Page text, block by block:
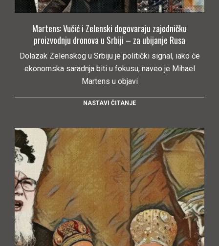
Martens: Vučić i Zelenski dogovaraju zajedničku
proizvodnju dronova u Srbiji – za ubijanje Rusa
Dolazak Zelenskog u Srbiju je politički signal, iako će
ekonomska saradnja biti u fokusu, naveo je Mihael
Martens u objavi
NASTAVI ČITANJE